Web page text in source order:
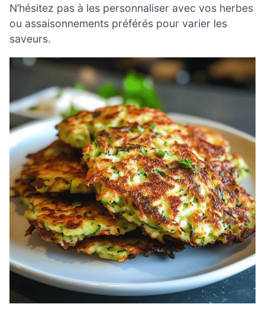
N’hésitez pas à les personnaliser avec vos herbes
ou assaisonnements préférés pour varier les
saveurs.